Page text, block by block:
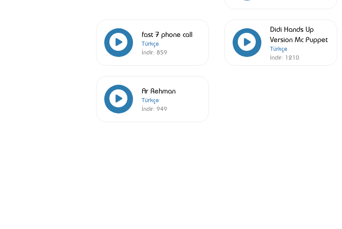
fast 7 phone call
Türkçe
İndir: 859
Didi Hands Up
Version Mc Puppet
Türkçe
İndir: 1210
Ar Rehman
Türkçe
İndir: 949